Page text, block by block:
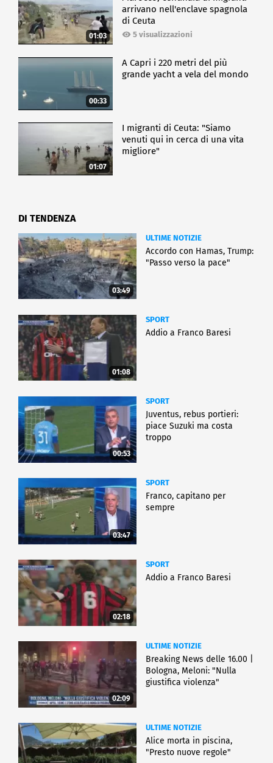
01:03
arrivano nell'enclave spagnola
di Ceuta
5 visualizzazioni
00:33
A Capri i 220 metri del più
grande yacht a vela del mondo
01:07
I migranti di Ceuta: "Siamo
venuti qui in cerca di una vita
migliore"
DI TENDENZA
03:49
ULTIME NOTIZIE
Accordo con Hamas, Trump:
"Passo verso la pace"
01:08
SPORT
Addio a Franco Baresi
00:53
SPORT
Juventus, rebus portieri:
piace Suzuki ma costa
troppo
03:47
SPORT
Franco, capitano per
sempre
02:18
SPORT
Addio a Franco Baresi
02:09
ULTIME NOTIZIE
Breaking News delle 16.00 |
Bologna, Meloni: "Nulla
giustifica violenza"
ULTIME NOTIZIE
Alice morta in piscina,
"Presto nuove regole"